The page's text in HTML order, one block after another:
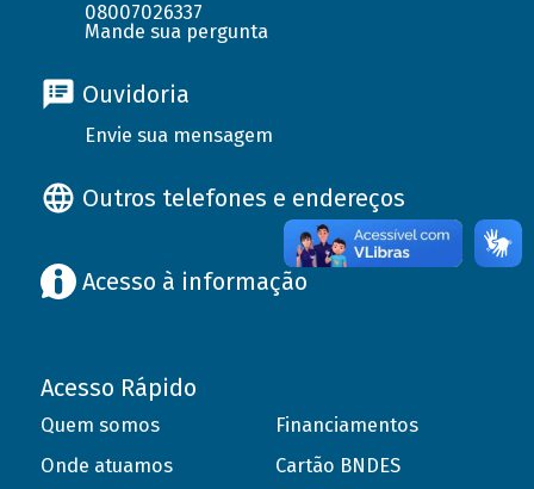
08007026337
Mande sua pergunta
Ouvidoria
Envie sua mensagem
Outros telefones e endereços
Acesso à informação
Acesso Rápido
Quem somos
Onde atuamos
Financiamentos
Cartão BNDES